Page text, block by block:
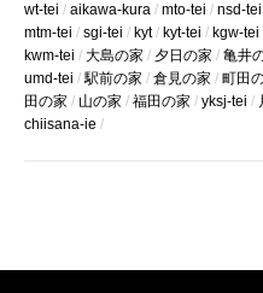
wt-tei
aikawa-kura mto-tei nsd-tei
mtm-tei
sgi-tei kyt kyt-tei kgw-tei
kwm-tei
大島の家 夕日の家 亀井
umd-tei
駅前の家 倉見の家 町田
田の家
山の家 福田の家 yksj-tei
chiisana-ie